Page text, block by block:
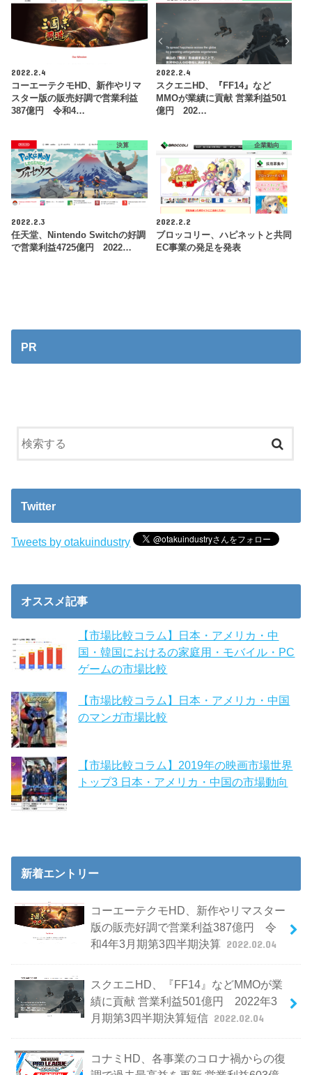
2022.2.4
コーエーテクモHD、新作やリマ
スター版の販売好調で営業利益
387億円 令和4…
2022.2.4
スクエニHD、『FF14』など
MMOが業績に貢献 営業利益501
億円 202…
決算
2022.2.3
任天堂、Nintendo Switchの好調
で営業利益4725億円 2022…
企業動向
2022.2.2
ブロッコリー、ハピネットと共同
EC事業の発足を発表
PR
Twitter
Tweets by otakuindustry
オススメ記事
【市場比較コラム】日本・アメリカ・中
国・韓国におけるの家庭用・モバイル・PC
ゲームの市場比較
【市場比較コラム】日本・アメリカ・中国
のマンガ市場比較
【市場比較コラム】2019年の映画市場世界
トップ3 日本・アメリカ・中国の市場動向
新着エントリー
コーエーテクモHD、新作やリマスター
版の販売好調で営業利益387億円 令
和4年3月期第3四半期決算 2022.02.04
スクエニHD、『FF14』などMMOが業
績に貢献 営業利益501億円 2022年3
月期第3四半期決算短信 2022.02.04
コナミHD、各事業のコロナ禍からの復